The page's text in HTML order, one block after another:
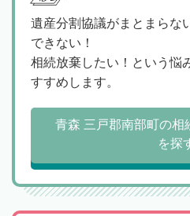
遺産分割協議がまとまらな
できない！
相続放棄したい！という悩
すすめします。
青森 三戸郡南部町の相
を探